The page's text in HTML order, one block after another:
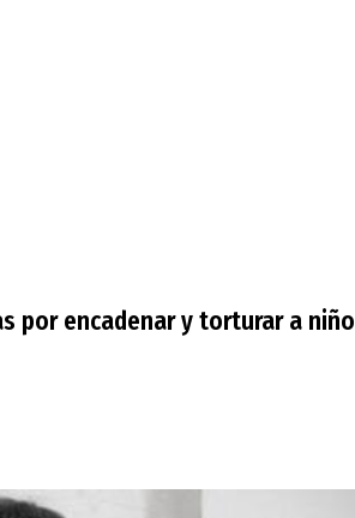
por encadenar y torturar a niño